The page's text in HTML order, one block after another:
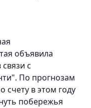
объявила
с
По прогнозам
счету в этом году
побережья